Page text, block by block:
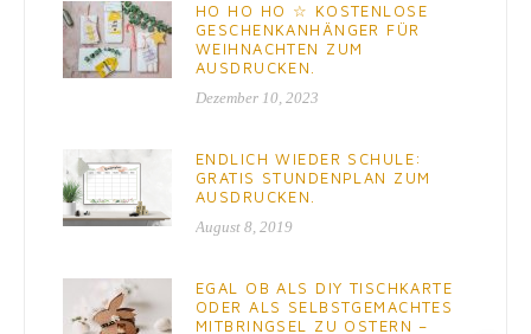
HO HO HO ☆ KOSTENLOSE
GESCHENKANHÄNGER FÜR
WEIHNACHTEN ZUM
AUSDRUCKEN.
Dezember 10, 2023
ENDLICH WIEDER SCHULE:
GRATIS STUNDENPLAN ZUM
AUSDRUCKEN.
August 8, 2019
EGAL OB ALS DIY TISCHKARTE
ODER ALS SELBSTGEMACHTES
MITBRINGSEL ZU OSTERN –